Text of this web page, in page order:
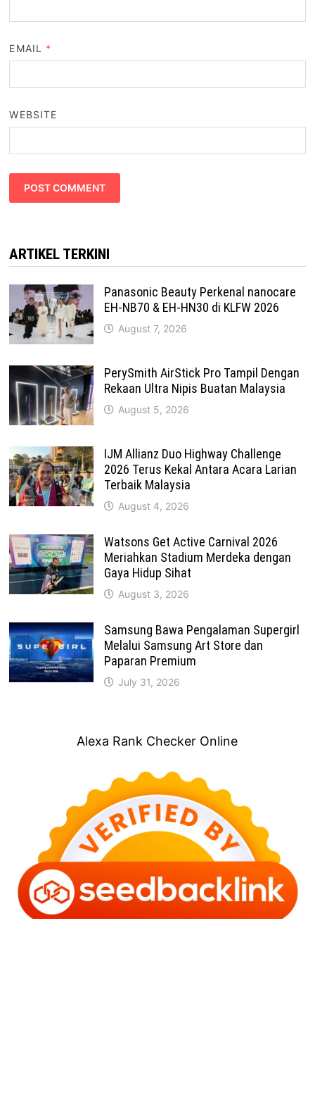
EMAIL *
WEBSITE
ARTIKEL TERKINI
Panasonic Beauty Perkenal nanocare
EH-NB70 & EH-HN30 di KLFW 2026
August 7, 2026
PerySmith AirStick Pro Tampil Dengan
Rekaan Ultra Nipis Buatan Malaysia
August 5, 2026
IJM Allianz Duo Highway Challenge
2026 Terus Kekal Antara Acara Larian
Terbaik Malaysia
August 4, 2026
Watsons Get Active Carnival 2026
Meriahkan Stadium Merdeka dengan
Gaya Hidup Sihat
August 3, 2026
Samsung Bawa Pengalaman Supergirl
Melalui Samsung Art Store dan
Paparan Premium
July 31, 2026
Alexa Rank Checker Online